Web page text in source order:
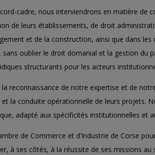
cadre, nous interviendrons en matière de
de leurs établissements, de droit
et de la construction, ainsi que dans
oublier le droit domanial et la gestion du
structurants pour les acteurs
reconnaissance de notre expertise et de
la conduite opérationnelle de leurs projets.
adapté aux spécificités institutionnelles et
de Commerce et d’Industrie de Corse
à ses côtés, à la réussite de ses missions